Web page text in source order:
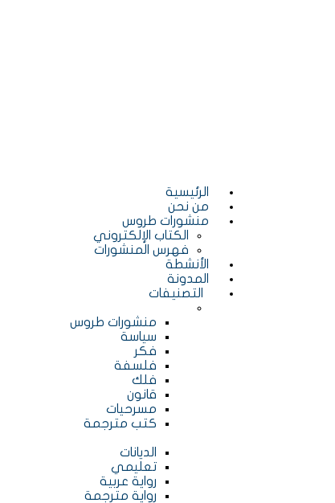
الرئيسية
من نحن
منشورات طروس
الكتاب الإلكتروني
فهرس المنشورات
الأنشطة
المدونة
التصنيفات
منشورات طروس
سياسة
فكر
فلسفة
فلك
قانون
مسرحيات
كتب مترجمة
الديانات
تعليمي
رواية عربية
رواية مترجمة